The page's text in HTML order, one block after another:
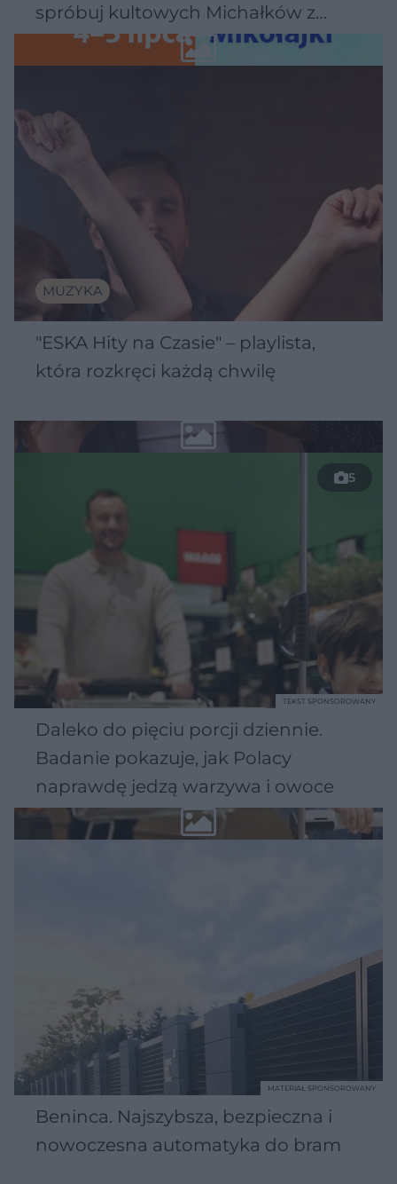
spróbuj kultowych Michałków z
Wawelu
MUZYKA
"ESKA Hity na Czasie" – playlista,
która rozkręci każdą chwilę
5
Daleko do pięciu porcji dziennie.
Badanie pokazuje, jak Polacy
naprawdę jedzą warzywa i owoce
TEKST SPONSOROWANY
Beninca. Najszybsza, bezpieczna i
nowoczesna automatyka do bram
MATERIAŁ SPONSOROWANY